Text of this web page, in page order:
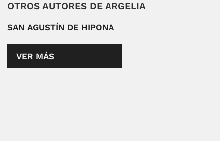
OTROS AUTORES DE ARGELIA
SAN AGUSTÍN DE HIPONA
VER MÁS